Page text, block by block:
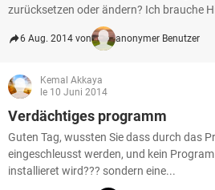
zurücksetzen oder ändern? Ich brauche
6 Aug. 2014 von anonymer Benutzer
Kemal Akkaya
le 10 Juni 2014
Verdächtiges programm
Guten Tag, wussten Sie dass durch das
eingeschleusst werden, und kein
installieret wird??? sondern eine...